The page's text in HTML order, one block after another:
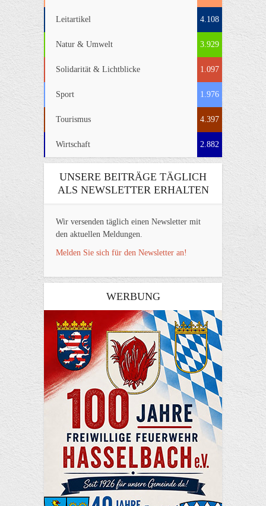
Leitartikel 4.108
Natur & Umwelt 3.929
Solidarität & Lichtblicke 1.097
Sport 1.976
Tourismus 4.397
Wirtschaft 2.882
UNSERE BEITRÄGE TÄGLICH
ALS NEWSLETTER ERHALTEN
Wir versenden täglich einen Newsletter mit
den aktuellen Meldungen.
Melden Sie sich für den Newsletter an!
WERBUNG